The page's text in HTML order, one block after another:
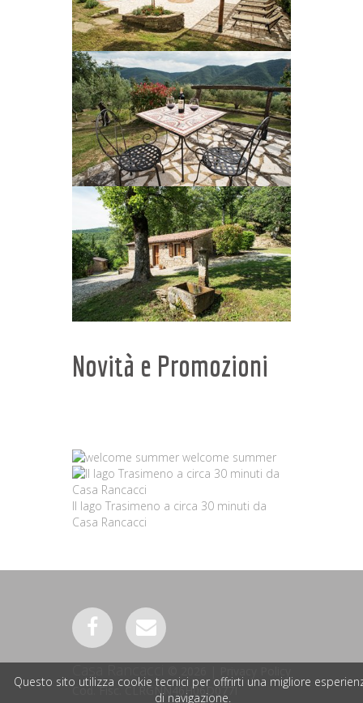
Novità e Promozioni
welcome summer
Il lago Trasimeno a circa 30 minuti da
Casa Rancacci
Cod. Fisc. CLRGNN46H06D077I
Questo sito utilizza cookie tecnici per offrirti una migliore
di navigazione.